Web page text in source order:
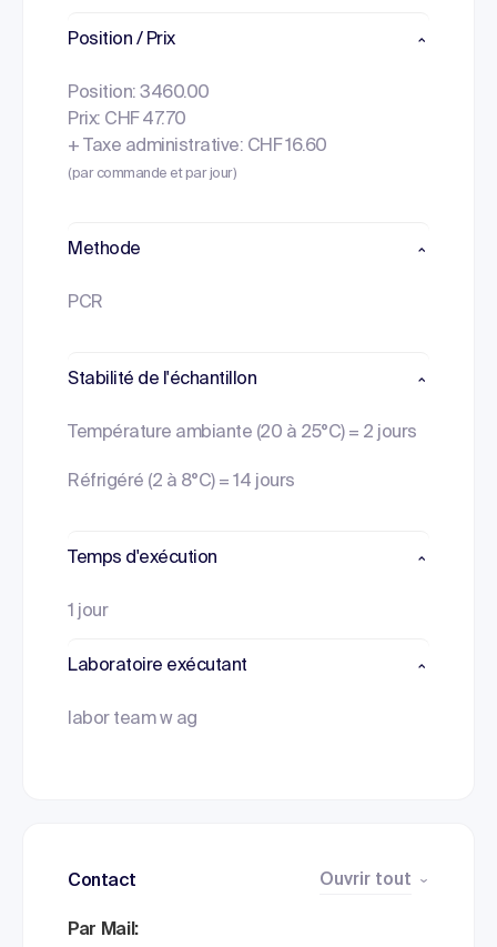
Position / Prix
Position: 3460.00
Prix: CHF 47.70
+ Taxe administrative: CHF 16.60
(par commande et par jour)
Methode
PCR
Stabilité de l'échantillon
Température ambiante (20 à 25°C) = 2 jours
Réfrigéré (2 à 8°C) = 14 jours
Temps d'exécution
1 jour
Laboratoire exécutant
labor team w ag
Contact Ouvrir tout
Par Mail: